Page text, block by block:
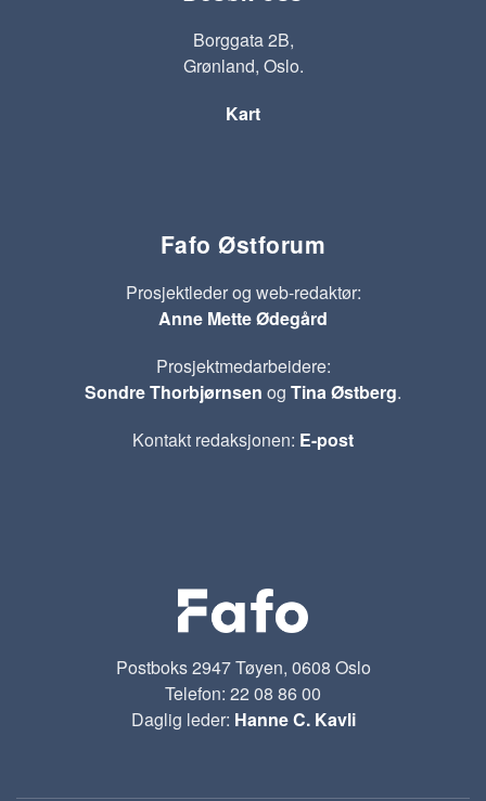
Borggata 2B,
Grønland, Oslo.
Kart
Fafo Østforum
Prosjektleder og web-redaktør:
Anne Mette Ødegård
Prosjektmedarbeidere:
Sondre Thorbjørnsen og Tina Østberg.
Kontakt redaksjonen: E-post
Postboks 2947 Tøyen, 0608 Oslo
Telefon: 22 08 86 00
Daglig leder: Hanne C. Kavli